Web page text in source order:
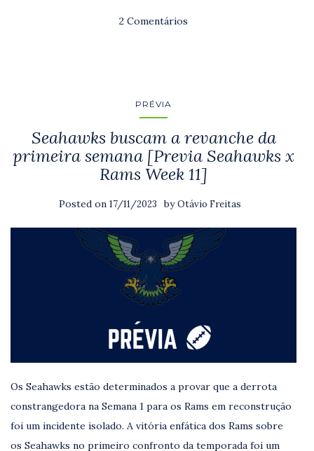
2 Comentários
PRÉVIA
Seahawks buscam a revanche da
primeira semana [Previa Seahawks x
Rams Week 11]
Posted on 17/11/2023 byOtávio Freitas
Os Seahawks estão determinados a provar que a derrota
constrangedora na Semana 1 para os Rams em reconstrução
foi um incidente isolado. A vitória enfática dos Rams sobre
os Seahawks no primeiro confronto da temporada foi um